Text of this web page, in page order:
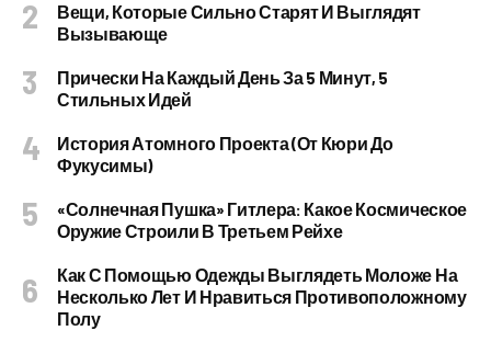
Вещи, Которые Сильно Старят И Выглядят
Вызывающе
Прически На Каждый День За 5 Минут, 5
Стильных Идей
История Атомного Проекта (от Кюри До
Фукусимы)
«Солнечная Пушка» Гитлера: Какое Космическое
Оружие Строили В Третьем Рейхе
Как С Помощью Одежды Выглядеть Моложе На
Несколько Лет И Нравиться Противоположному
Полу